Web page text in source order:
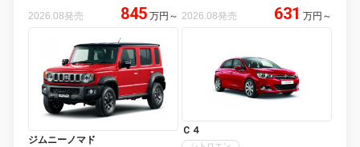
2026.08発売 845 万円 ～ 2026.08発売 631 万円 ～
ジムニーノマド
Ｃ４